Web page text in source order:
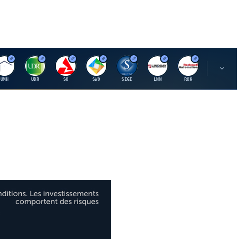
U
UMH
U
UDR
S
SO
S
SWX
S
SIGI
L
LNN
R
ROK
P